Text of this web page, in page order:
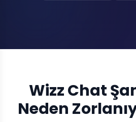
Wizz Chat
Neden